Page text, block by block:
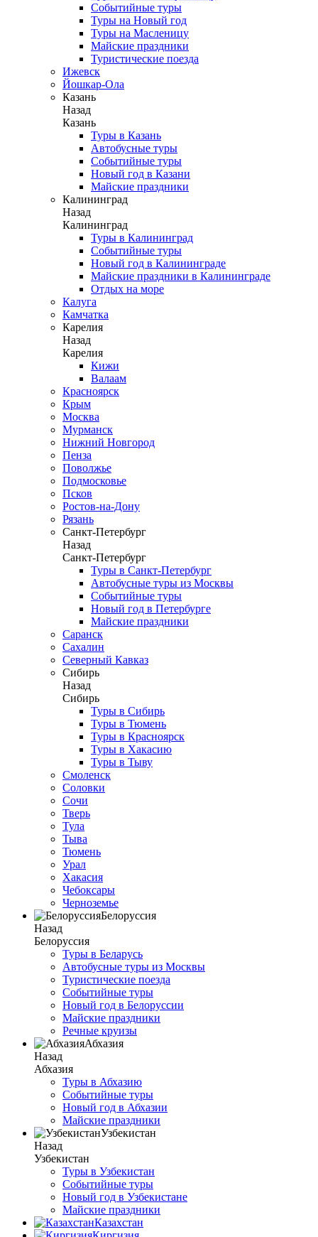
Событийные туры
Туры на Новый год
Туры на Масленицу
Майские праздники
Туристические поезда
Ижевск
Йошкар-Ола
Казань
Назад
Казань
Туры в Казань
Автобусные туры
Событийные туры
Новый год в Казани
Майские праздники
Калининград
Назад
Калининград
Туры в Калининград
Событийные туры
Новый год в Калининграде
Майские праздники в Калининграде
Отдых на море
Калуга
Камчатка
Карелия
Назад
Карелия
Кижи
Валаам
Красноярск
Крым
Москва
Мурманск
Нижний Новгород
Пенза
Поволжье
Подмосковье
Псков
Ростов-на-Дону
Рязань
Санкт-Петербург
Назад
Санкт-Петербург
Туры в Санкт-Петербург
Автобусные туры из Москвы
Событийные туры
Новый год в Петербурге
Майские праздники
Саранск
Сахалин
Северный Кавказ
Сибирь
Назад
Сибирь
Туры в Сибирь
Туры в Тюмень
Туры в Красноярск
Туры в Хакасию
Туры в Тыву
Смоленск
Соловки
Сочи
Тверь
Тула
Тыва
Тюмень
Урал
Хакасия
Чебоксары
Черноземье
Белоруссия
Назад
Белоруссия
Туры в Беларусь
Автобусные туры из Москвы
Туристические поезда
Событийные туры
Новый год в Белоруссии
Майские праздники
Речные круизы
Абхазия
Назад
Абхазия
Туры в Абхазию
Событийные туры
Новый год в Абхазии
Майские праздники
Узбекистан
Назад
Узбекистан
Туры в Узбекистан
Событийные туры
Новый год в Узбекистане
Майские праздники
Казахстан